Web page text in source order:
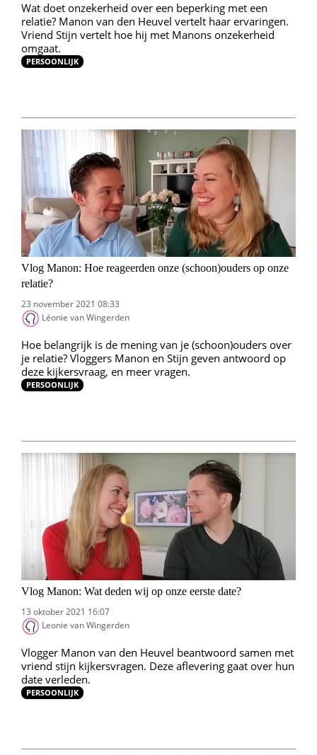
Wat doet onzekerheid over een beperking met een
relatie? Manon van den Heuvel vertelt haar ervaringen.
Vriend Stijn vertelt hoe hij met Manons onzekerheid
omgaat.
PERSOONLIJK
Vlog Manon: Hoe reageerden onze (schoon)ouders op onze
relatie?
23 november 2021 08:33
Léonie van Wingerden
Hoe belangrijk is de mening van je (schoon)ouders over
je relatie? Vloggers Manon en Stijn geven antwoord op
deze kijkersvraag, en meer vragen.
PERSOONLIJK
Vlog Manon: Wat deden wij op onze eerste date?
13 oktober 2021 16:07
Leonie van Wingerden
Vlogger Manon van den Heuvel beantwoord samen met
vriend stijn kijkersvragen. Deze aflevering gaat over hun
date verleden.
PERSOONLIJK